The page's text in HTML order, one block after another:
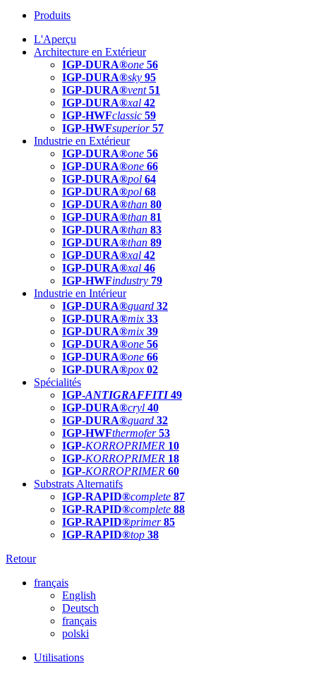
Produits
L'Aperçu
Architecture en Extérieur
IGP-DURA®one 56
IGP-DURA®sky 95
IGP-DURA®vent 51
IGP-DURA®xal 42
IGP-HWFclassic 59
IGP-HWFsuperior 57
Industrie en Extérieur
IGP-DURA®one 56
IGP-DURA®one 66
IGP-DURA®pol 64
IGP-DURA®pol 68
IGP-DURA®than 80
IGP-DURA®than 81
IGP-DURA®than 83
IGP-DURA®than 89
IGP-DURA®xal 42
IGP-DURA®xal 46
IGP-HWFindustry 79
Industrie en Intérieur
IGP-DURA®guard 32
IGP-DURA®mix 33
IGP-DURA®mix 39
IGP-DURA®one 56
IGP-DURA®one 66
IGP-DURA®pox 02
Spécialités
IGP-ANTIGRAFFITI49
IGP-DURA®cryl 40
IGP-DURA®guard 32
IGP-HWFthermofer 53
IGP-KORROPRIMER 10
IGP-KORROPRIMER 18
IGP-KORROPRIMER 60
Substrats Alternatifs
IGP-RAPID®complete 87
IGP-RAPID®complete 88
IGP-RAPID®primer 85
IGP-RAPID®top 38
Retour
français
English
Deutsch
français
polski
Utilisations